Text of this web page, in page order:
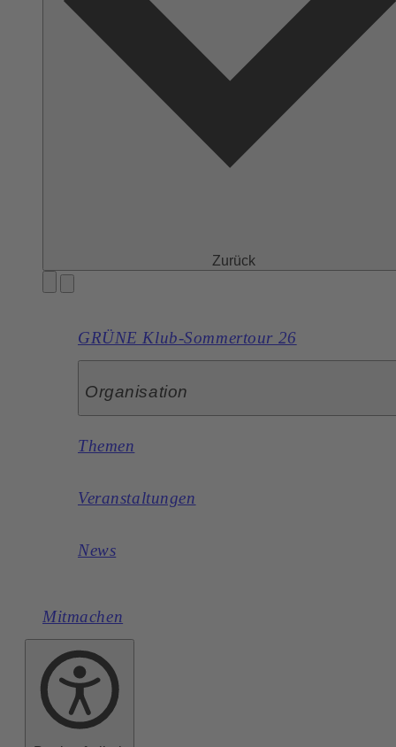
Zurück
GRÜNE Klub-Sommertour 26
Organisation
Themen
Veranstaltungen
News
Mitmachen